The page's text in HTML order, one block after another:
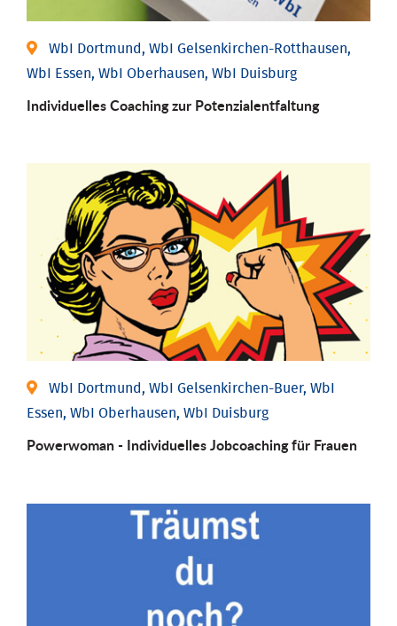
WbI Dortmund, WbI Gelsenkirchen-Rotthausen,
WbI Essen, WbI Oberhausen, WbI Duisburg
Individuelles Coaching zur Potenzialentfaltung
WbI Dortmund, WbI Gelsenkirchen-Buer, WbI
Essen, WbI Oberhausen, WbI Duisburg
Powerwoman - Individu­elles Job­coaching für Frauen